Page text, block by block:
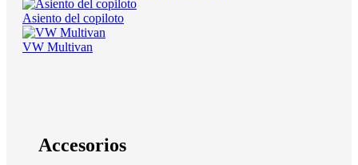
Asiento del copiloto
VW Multivan
Accesorios